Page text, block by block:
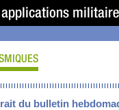
du bulletin